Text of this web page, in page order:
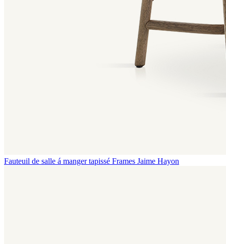
Fauteuil de salle á manger tapissé Frames Jaime Hayon